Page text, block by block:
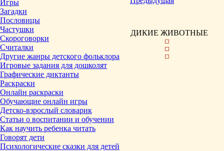
Игры
Загадки
Пословицы
Частушки
Скороговорки
Считалки
Другие жанры детского фольклора
Игровые задания для дошколят
Графические диктанты
Раскраски
Онлайн раскраски
Обучающие онлайн игры
Детско-взрослый словарик
Статьи о воспитании и обучении
Как научить ребенка читать
Говорят дети
Психологические сказки для детей
ДИКИЕ ЖИВОТНЫЕ